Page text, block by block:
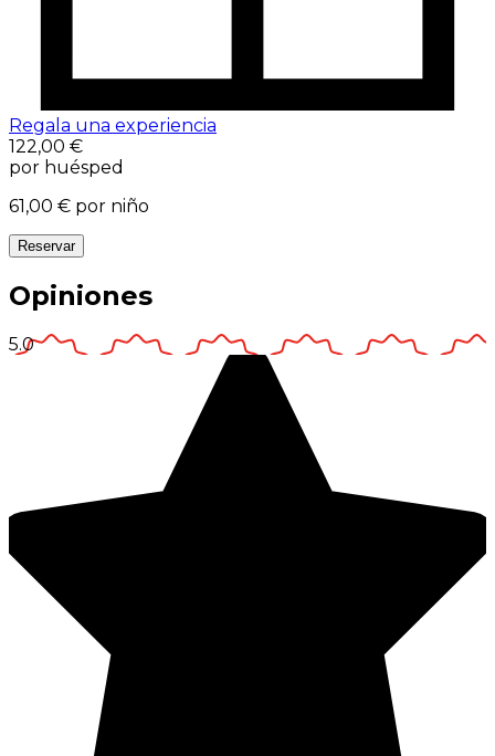
Regala una experiencia
122,00 €
por huésped
61,00 € por niño
Reservar
Opiniones
5.0